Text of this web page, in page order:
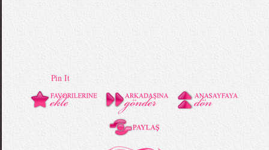
Pin It